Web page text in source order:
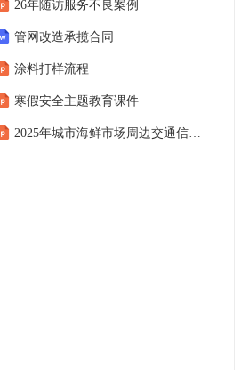
26年随访服务不良案例
管网改造承揽合同
涂料打样流程
寒假安全主题教育课件
2025年城市海鲜市场周边交通信号管控